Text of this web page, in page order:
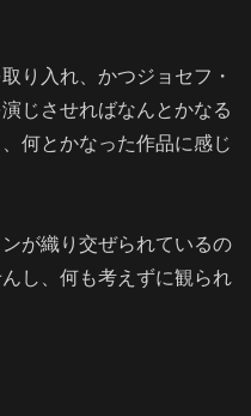
り入れ、かつジョセフ・
じさせればなんとかなる
何とかなった作品に感じ
が織り交ぜられているの
し、何も考えずに観られ